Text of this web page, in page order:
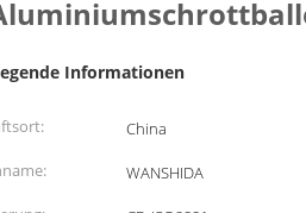
Informationen
China
WANSHIDA